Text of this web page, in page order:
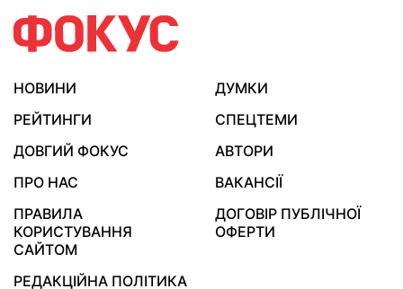
НОВИНИ
ДУМКИ
РЕЙТИНГИ
СПЕЦТЕМИ
ДОВГИЙ ФОКУС
АВТОРИ
ПРО НАС
ВАКАНСІЇ
ПРАВИЛА
КОРИСТУВАННЯ
САЙТОМ
ДОГОВІР ПУБЛІЧНОЇ
ОФЕРТИ
РЕДАКЦІЙНА ПОЛІТИКА